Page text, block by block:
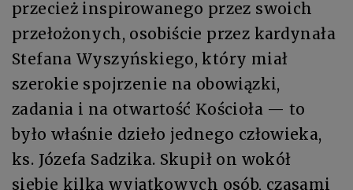
przecież inspirowanego przez swoich
przełożonych, osobiście przez kardynała
Stefana Wyszyńskiego, który miał
szerokie spojrzenie na obowiązki,
zadania i na otwartość Kościoła — to
było właśnie dzieło jednego człowieka,
ks. Józefa Sadzika. Skupił on wokół
siebie kilka wyjątkowych osób, czasami